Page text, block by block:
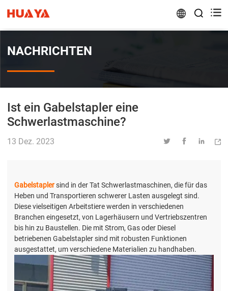
 
NACHRICHTEN
Ist ein Gabelstapler eine
Schwerlastmaschine?
13 Dez. 2023    
Gabelstaplersind in der Tat Schwerlastmaschinen, die für das
Heben und Transportieren schwerer Lasten ausgelegt sind.
Diese vielseitigen Arbeitstiere werden in verschiedenen
Branchen eingesetzt, von Lagerhäusern und Vertriebszentren
bis hin zu Baustellen. Die mit Strom, Gas oder Diesel
betriebenen Gabelstapler sind mit robusten Funktionen
ausgestattet, um verschiedene Materialien zu handhaben.